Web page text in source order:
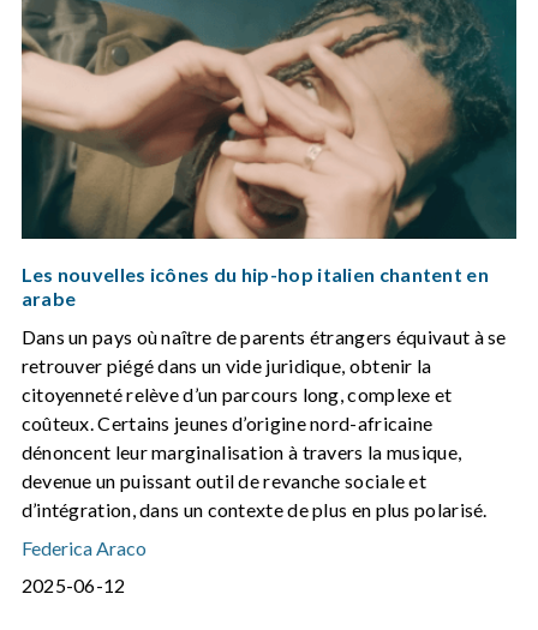
Les nouvelles icônes du hip-hop italien chantent en
arabe
Dans un pays où naître de parents étrangers équivaut à se
retrouver piégé dans un vide juridique, obtenir la
citoyenneté relève d’un parcours long, complexe et
coûteux. Certains jeunes d’origine nord-africaine
dénoncent leur marginalisation à travers la musique,
devenue un puissant outil de revanche sociale et
d’intégration, dans un contexte de plus en plus polarisé.
Federica Araco
2025-06-12